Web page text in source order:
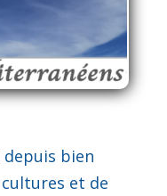
bien
et de